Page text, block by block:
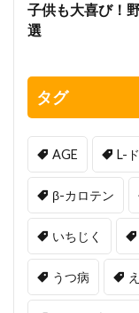
子供も大喜び！
選
タグ
AGE L-
β-カロテン
いちじく
うつ病